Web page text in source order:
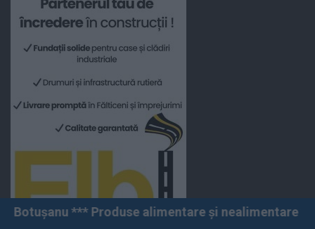
alimentare și nealimentare *** Vânzări